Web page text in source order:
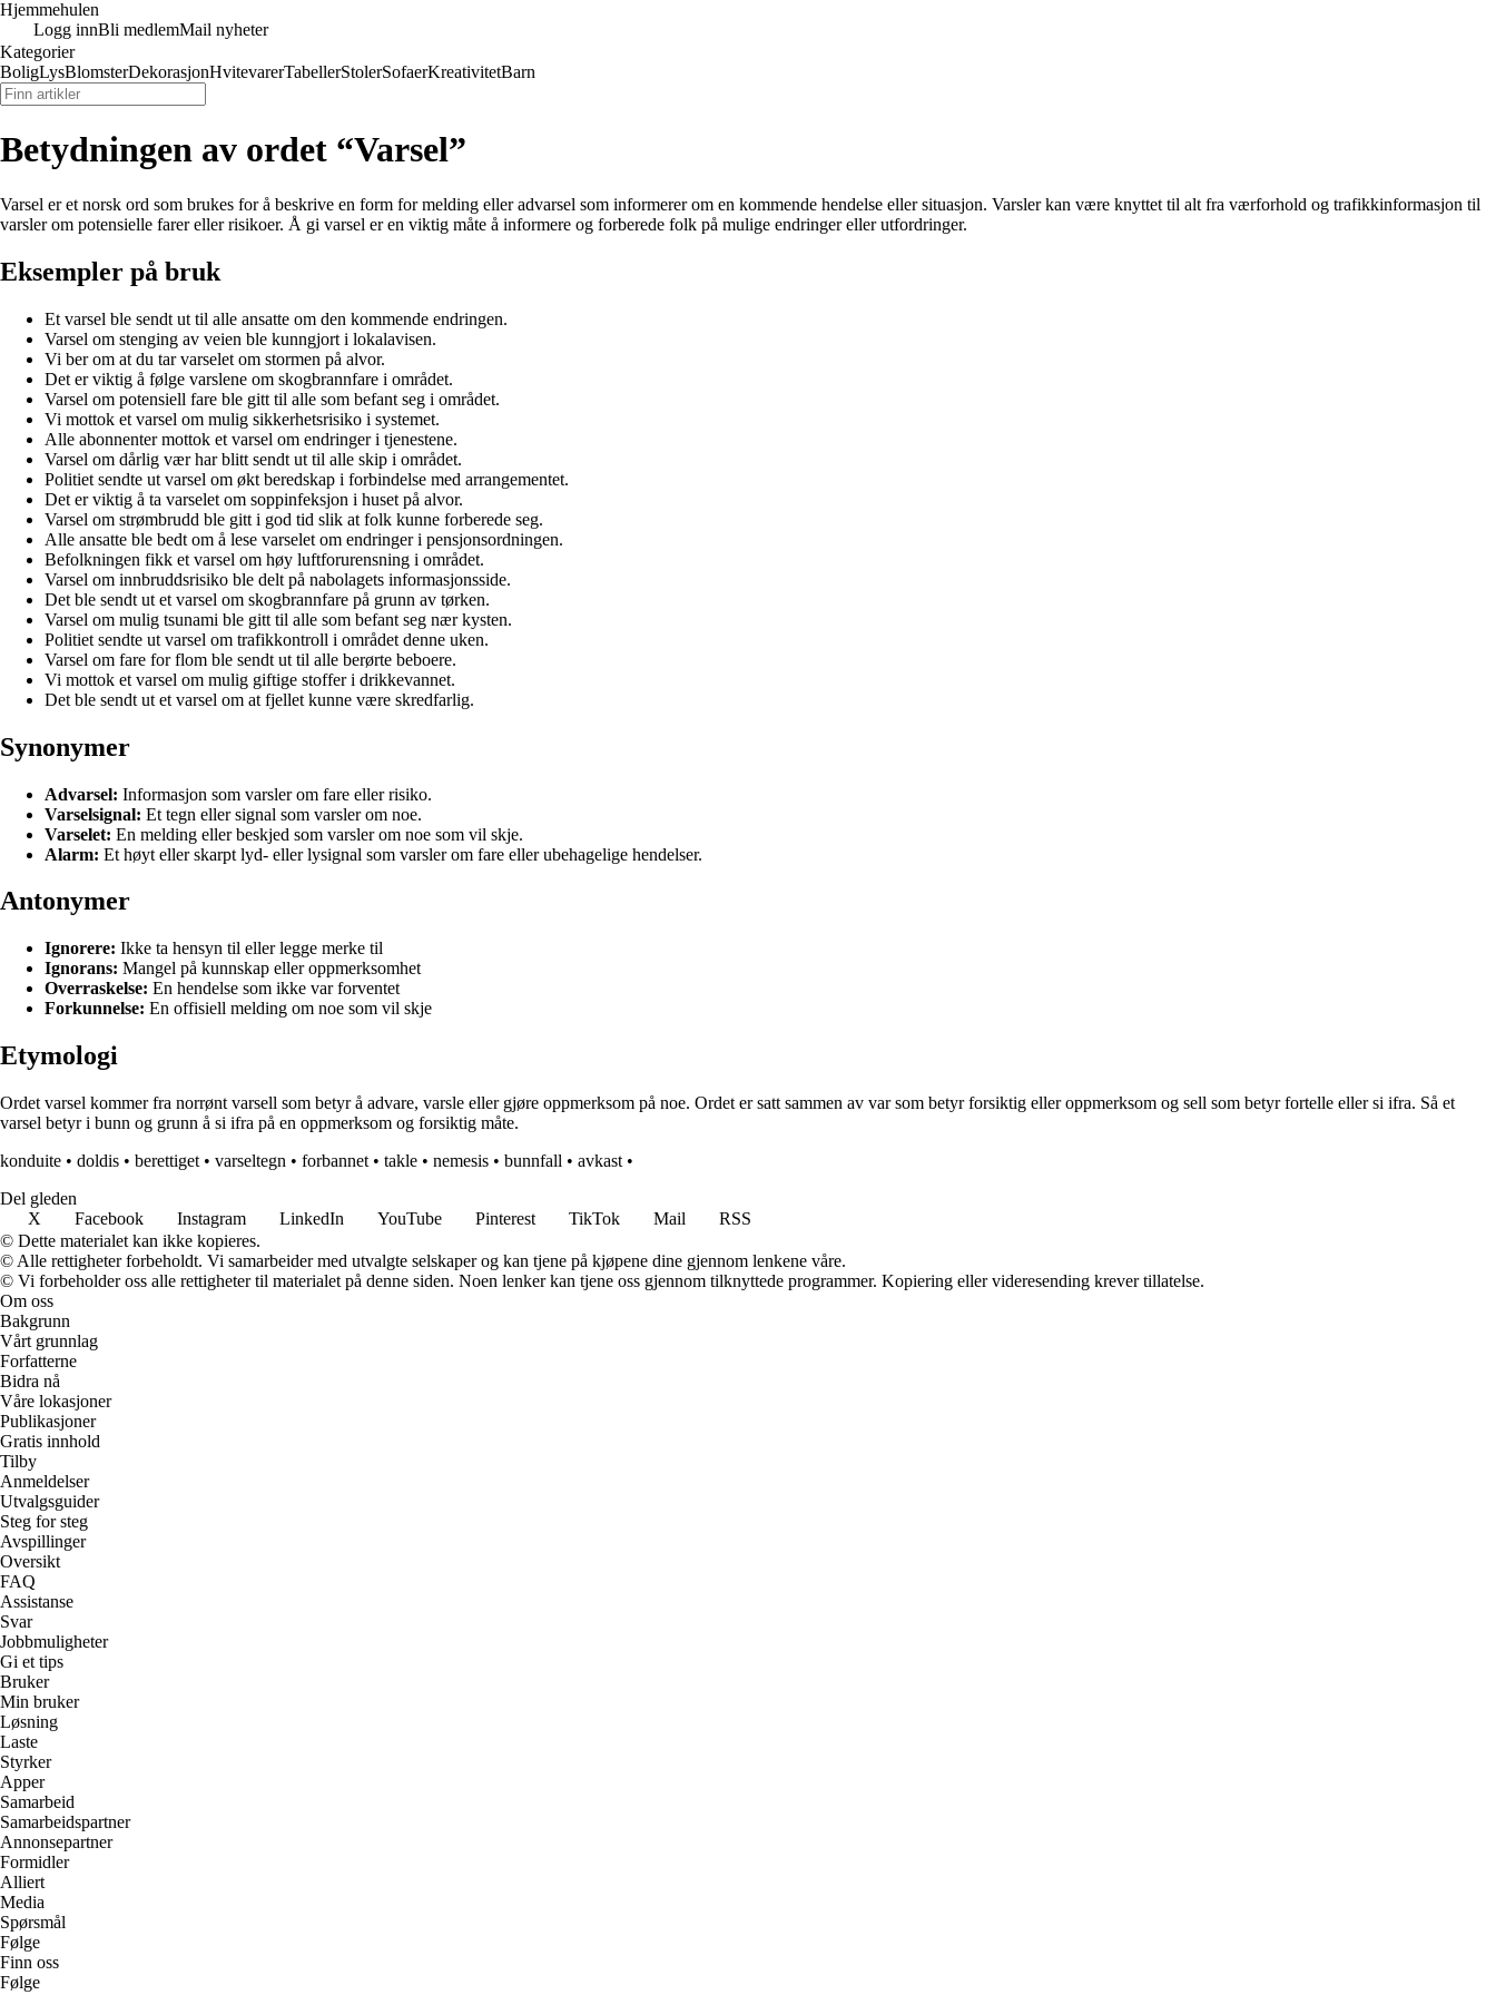
Hjemmehulen
Logg innBli medlemMail nyheter
Kategorier
BoligLysBlomsterDekorasjonHvitevarerTabellerStolerSofaerKreativitetBarn
Betydningen av ordet “Varsel”
Varsel er et norsk ord som brukes for å beskrive en form for melding eller advarsel som informerer om en kommende hendelse eller situasjon. Varsler kan være knyttet til alt fra værforhold og trafikkinformasjon til
varsler om potensielle farer eller risikoer. Å gi varsel er en viktig måte å informere og forberede folk på mulige endringer eller utfordringer.
Eksempler på bruk
Et varsel ble sendt ut til alle ansatte om den kommende endringen.
Varsel om stenging av veien ble kunngjort i lokalavisen.
Vi ber om at du tar varselet om stormen på alvor.
Det er viktig å følge varslene om skogbrannfare i området.
Varsel om potensiell fare ble gitt til alle som befant seg i området.
Vi mottok et varsel om mulig sikkerhetsrisiko i systemet.
Alle abonnenter mottok et varsel om endringer i tjenestene.
Varsel om dårlig vær har blitt sendt ut til alle skip i området.
Politiet sendte ut varsel om økt beredskap i forbindelse med arrangementet.
Det er viktig å ta varselet om soppinfeksjon i huset på alvor.
Varsel om strømbrudd ble gitt i god tid slik at folk kunne forberede seg.
Alle ansatte ble bedt om å lese varselet om endringer i pensjonsordningen.
Befolkningen fikk et varsel om høy luftforurensning i området.
Varsel om innbruddsrisiko ble delt på nabolagets informasjonsside.
Det ble sendt ut et varsel om skogbrannfare på grunn av tørken.
Varsel om mulig tsunami ble gitt til alle som befant seg nær kysten.
Politiet sendte ut varsel om trafikkontroll i området denne uken.
Varsel om fare for flom ble sendt ut til alle berørte beboere.
Vi mottok et varsel om mulig giftige stoffer i drikkevannet.
Det ble sendt ut et varsel om at fjellet kunne være skredfarlig.
Synonymer
Advarsel: Informasjon som varsler om fare eller risiko.
Varselsignal: Et tegn eller signal som varsler om noe.
Varselet: En melding eller beskjed som varsler om noe som vil skje.
Alarm: Et høyt eller skarpt lyd- eller lysignal som varsler om fare eller ubehagelige hendelser.
Antonymer
Ignorere: Ikke ta hensyn til eller legge merke til
Ignorans: Mangel på kunnskap eller oppmerksomhet
Overraskelse: En hendelse som ikke var forventet
Forkunnelse: En offisiell melding om noe som vil skje
Etymologi
Ordet varsel kommer fra norrønt varsell som betyr å advare, varsle eller gjøre oppmerksom på noe. Ordet er satt sammen av var som betyr forsiktig eller oppmerksom og sell som betyr fortelle eller si ifra. Så et
varsel betyr i bunn og grunn å si ifra på en oppmerksom og forsiktig måte.
konduite • doldis • berettiget • varseltegn • forbannet • takle • nemesis • bunnfall • avkast •
Del gleden
X
Facebook Instagram LinkedIn YouTube Pinterest TikTok Mail
RSS
© Dette materialet kan ikke kopieres.
© Alle rettigheter forbeholdt. Vi samarbeider med utvalgte selskaper og kan tjene på kjøpene dine gjennom lenkene våre.
© Vi forbeholder oss alle rettigheter til materialet på denne siden. Noen lenker kan tjene oss gjennom tilknyttede programmer. Kopiering eller videresending krever tillatelse.
Om oss
Bakgrunn
Vårt grunnlag
Forfatterne
Bidra nå
Våre lokasjoner
Publikasjoner
Gratis innhold
Tilby
Anmeldelser
Utvalgsguider
Steg for steg
Avspillinger
Oversikt
FAQ
Assistanse
Svar
Jobbmuligheter
Gi et tips
Bruker
Min bruker
Løsning
Laste
Styrker
Apper
Samarbeid
Samarbeidspartner
Annonsepartner
Formidler
Alliert
Media
Spørsmål
Følge
Finn oss
Følge